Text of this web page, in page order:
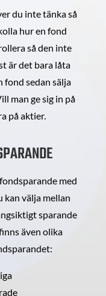
du inte tänka så
hur en fond
så den inte
är det bara låta
fond sedan sälja
man ge sig in på
på aktier.
med
kan välja mellan
sparande
även olika